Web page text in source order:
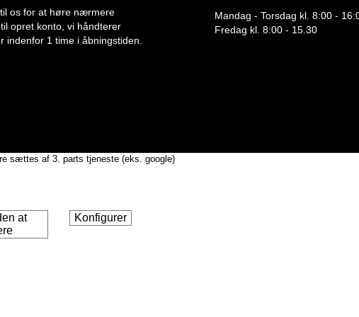
os for at høre nærmere
opret konto, vi håndterer
indenfor 1 time i åbningstiden.
Mandag - Torsdag kl. 8:00 -
Fredag kl. 8:00 - 15.30
sættes af 3. parts tjeneste (eks. google)
at
Konfigurer